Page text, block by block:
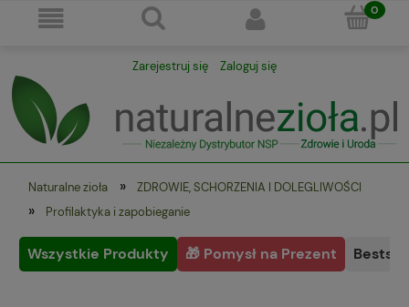
Zarejestruj się Zaloguj się
Naturalne zioła » ZDROWIE, SCHORZENIA I DOLEGLIWOŚCI
» Profilaktyka i zapobieganie
Wszystkie Produkty 🎁 Pomysł na Prezent